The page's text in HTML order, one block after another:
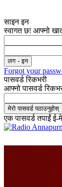
साइन इन
स्वागत छ! आफ्नो
Forgot your
पासवर्ड रिकभरी
आफ्नो पासवर्ड
एक पासवर्ड तपाईं